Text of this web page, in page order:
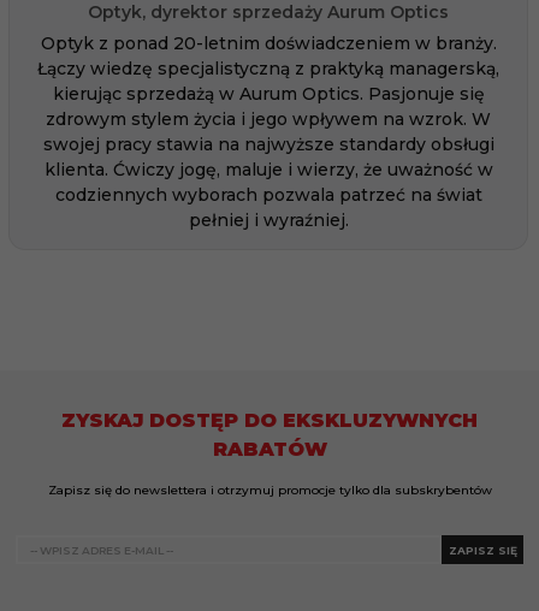
Optyk, dyrektor sprzedaży Aurum Optics
Optyk z ponad 20-letnim doświadczeniem w branży.
Łączy wiedzę specjalistyczną z praktyką managerską,
kierując sprzedażą w Aurum Optics. Pasjonuje się
zdrowym stylem życia i jego wpływem na wzrok. W
swojej pracy stawia na najwyższe standardy obsługi
klienta. Ćwiczy jogę, maluje i wierzy, że uważność w
codziennych wyborach pozwala patrzeć na świat
pełniej i wyraźniej.
ZYSKAJ DOSTĘP DO EKSKLUZYWNYCH
RABATÓW
Zapisz się do newslettera i otrzymuj promocje tylko dla subskrybentów
ZAPISZ SIĘ